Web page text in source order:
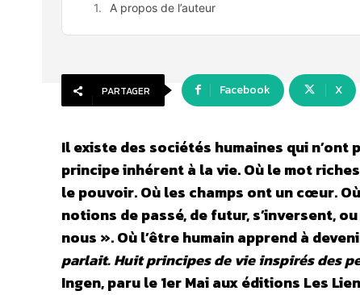
A propos de l’auteur
PARTAGER Facebook X
Il existe des sociétés humaines qui
principe inhérent à la vie. Où le mot
le pouvoir. Où les champs ont un cœur.
notions de passé, de futur, s’inversent,
nous ». Où l’être humain apprend à
parlait. Huit principes de vie inspirés des
Ingen, paru le 1er Mai aux éditions Les